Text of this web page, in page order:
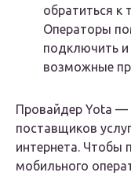
обратиться к
Операторы
подключить
возможные
Провайдер Yota —
поставщиков
интернета. Чтобы
мобильного